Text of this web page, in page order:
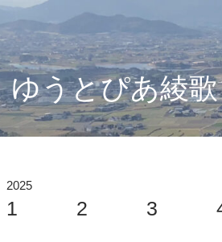
ゆうとぴあ綾
1 2 3